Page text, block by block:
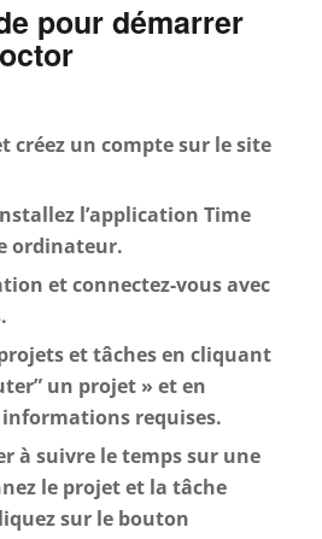
pour démarrer
créez un compte sur le site
l’application Time
ordinateur.
et connectez-vous avec
et tâches en cliquant
un projet » et en
requises.
à suivre le temps sur une
le projet et la tâche
sur le bouton